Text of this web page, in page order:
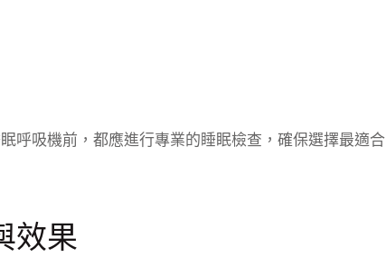
呼吸機前，都應進行專業的睡眠檢查，確保選擇最適合
效果